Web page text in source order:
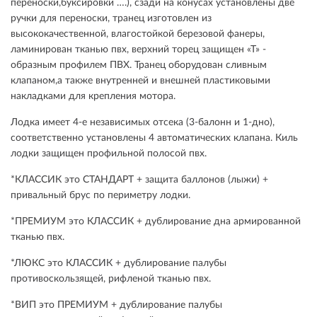
переноски,буксировки ….), сзади на конусах установлены две
ручки для переноски, транец изготовлен из
высококачественной, влагостойкой березовой фанеры,
ламинирован тканью пвх, верхний торец защищен «Т» -
образным профилем ПВХ. Транец оборудован сливным
клапаном,а также внутренней и внешней пластиковыми
накладками для крепления мотора.
Лодка имеет 4-е независимых отсека (3-балонн и 1-дно),
соответственно установлены 4 автоматических клапана. Киль
лодки защищен профильной полосой пвх.
*КЛАССИК это СТАНДАРТ + защита баллонов (лыжи) +
привальный брус по периметру лодки.
*ПРЕМИУМ это КЛАССИК + дублирование дна армированной
тканью пвх.
*ЛЮКС это КЛАССИК + дублирование палубы
противоскользящей, рифленой тканью пвх.
*ВИП это ПРЕМИУМ + дублирование палубы